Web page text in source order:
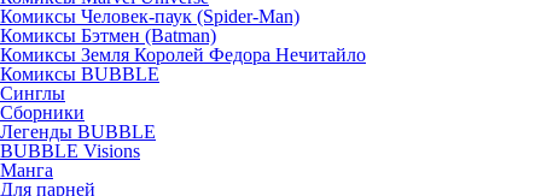
Комиксы Человек-паук (Spider-Man)
Комиксы Бэтмен (Batman)
Комиксы Земля Королей Федора Нечитайло
Комиксы BUBBLE
Синглы
Сборники
Легенды BUBBLE
BUBBLE Visions
Манга
Для парней